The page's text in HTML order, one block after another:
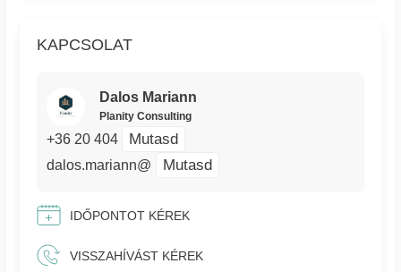
KAPCSOLAT
Dalos Mariann
Planity Consulting
+36 20 404 Mutasd
dalos.mariann@ Mutasd
IDŐPONTOT KÉREK
VISSZAHÍVÁST KÉREK